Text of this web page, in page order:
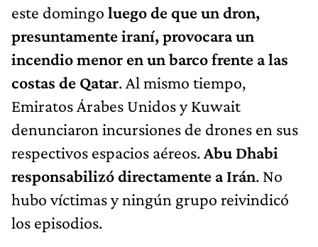
este domingo luego de que un dron,
presuntamente iraní, provocara un
incendio menor en un barco frente a las
costas de Qatar. Al mismo tiempo,
Emiratos Árabes Unidos y Kuwait
denunciaron incursiones de drones en sus
respectivos espacios aéreos.Abu Dhabi
responsabilizó directamente a Irán. No
hubo víctimas y ningún grupo reivindicó
los episodios.